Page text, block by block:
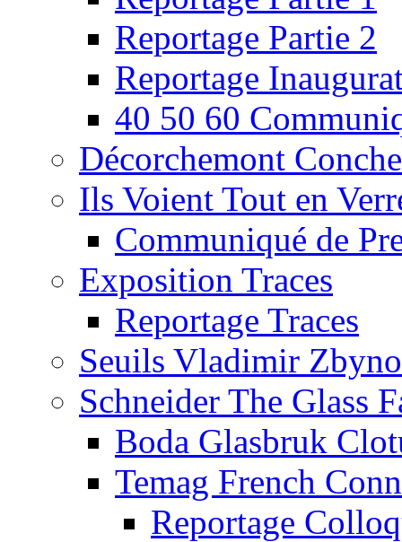
Reportage Partie 2
Reportage
40 50 60
Décorchemont
Ils Voient Tout en
Communiqué de
Exposition Traces
Reportage Traces
Seuils Vladimir
Schneider The Glass
Boda Glasbruk
Temag French
Reportage